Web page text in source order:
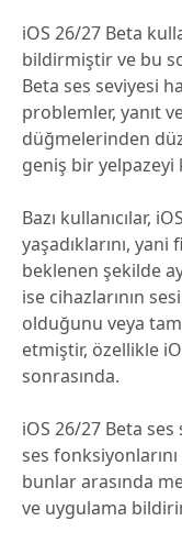
iOS 26/27 Beta
bildirmiştir ve bu
Beta ses seviyesi
problemler, yanıt
düğmelerinden
geniş bir yelpazeyi
Bazı kullanıcılar,
yaşadıklarını,
beklenen şekilde
ise cihazlarının
olduğunu veya
etmiştir, özellikle
sonrasında.
iOS 26/27 Beta
ses
bunlar arasında
ve uygulama